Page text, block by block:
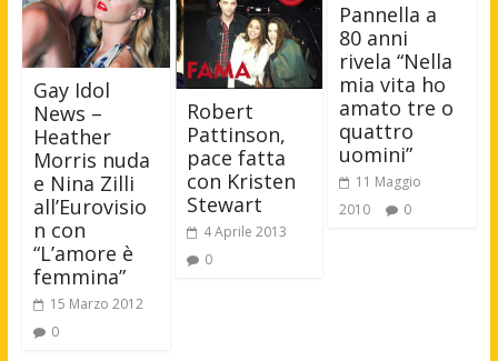
Gay Idol
News –
Heather
Morris nuda
e Nina Zilli
all’Eurovisio
n con
“L’amore è
femmina”
15 Marzo 2012
0
Robert
Pattinson,
pace fatta
con Kristen
Stewart
4 Aprile 2013
0
Pannella a
80 anni
rivela “Nella
mia vita ho
amato tre o
quattro
uomini”
11 Maggio
2010
0